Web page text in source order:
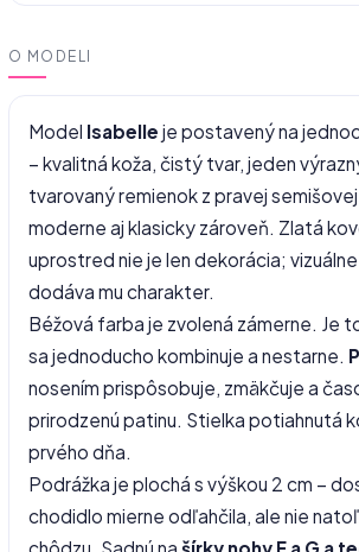
O MODELI
Model Isabelle je postavený na
– kvalitná koža, čistý tvar, jeden
tvarovaný remienok z pravej
moderne aj klasicky zároveň. Zlatá
uprostred nie je len dekorácia;
dodáva mu charakter.
Béžová farba je zvolená zámerne. Je
sa jednoducho kombinuje a nestarne.
nosením prispôsobuje, zmäkčuje a
prirodzenú patinu. Stielka potiahnutá
prvého dňa.
Podrážka je plochá s výškou 2 cm –
chodidlo mierne odľahčila, ale nie